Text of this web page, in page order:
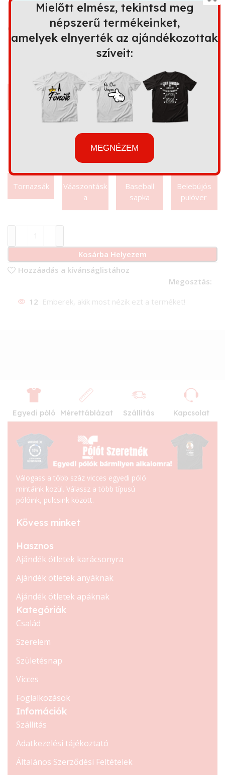
Ez a minta további terméken is
elérhető
Kapucnis
pulóver
Párna Kötény
Tornazsák
Váaszontásk
a
Baseball
sapka
Belebújós
pulóver
Kosárba Helyezem
Hozzáadás a kívánságlistához
Megosztás:
12 Emberek, akik most nézik ezt a terméket!
Egyedi póló Mérettáblázat Szállítás Kapcsolat
Válogass a több száz vicces egyedi póló
mintáink közül. Válassz a több típusú
pólóink, pulcsink között.
Kövess minket
Hasznos
Ajándék ötletek karácsonyra
Ajándék ötletek anyáknak
Ajándék ötletek apáknak
Kategóriák
Család
Szerelem
Születésnap
Vicces
Foglalkozások
Infomációk
Szállítás
Adatkezelési tájékoztató
Általános Szerződési Feltételek
Mielőtt elmész, tekintsd meg
népszerű termékeinket,
amelyek elnyerték az ajándékozottak
szíveit:
MEGNÉZEM